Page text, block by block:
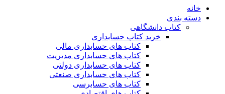
خانه
دسته بندی
کتاب دانشگاهی
خرید کتاب حسابداری
کتاب های حسابداری مالی
کتاب های حسابداری مدیریت
کتاب های حسابداری دولتی
کتاب های حسابداری صنعتی
کتاب های حسابرسی